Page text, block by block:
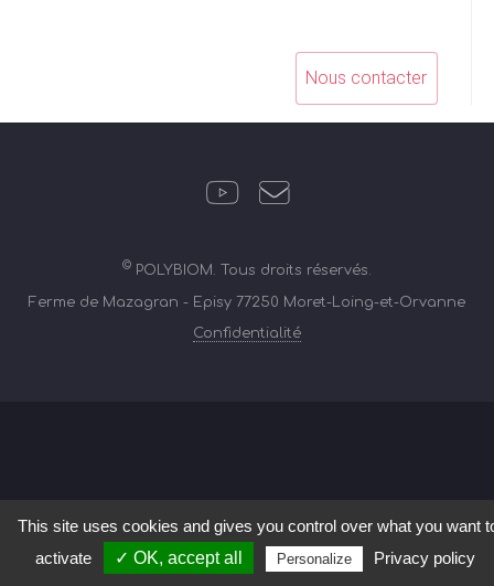
Nous contacter
© POLYBIOM. Tous droits réservés.
Ferme de Mazagran - Episy 77250 Moret-Loing-et-Orvanne
Confidentialité
This site uses cookies and gives you control over what you want
activate
✓ OK, accept all Personalize Privacy policy